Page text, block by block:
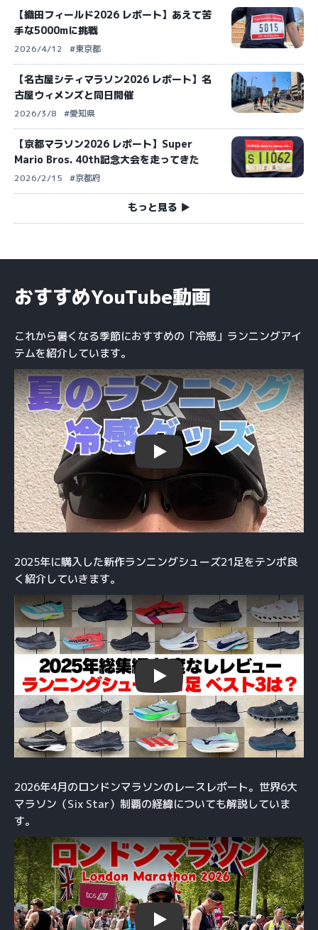
【織田フィールド2026 レポート】あえて苦
手な5000mに挑戦
2026/4/12 #東京都
【名古屋シティマラソン2026 レポート】名
古屋ウィメンズと同日開催
2026/3/8 #愛知県
【京都マラソン2026 レポート】Super
Mario Bros. 40th記念大会を走ってきた
2026/2/15 #京都府
もっと見る ▶︎
おすすめYouTube動画
これから暑くなる季節におすすめの「冷感」ランニングアイ
テムを紹介しています。
Play
2025年に購入した新作ランニングシューズ21足をテンポ良
く紹介していきます。
Play
2026年4月のロンドンマラソンのレースレポート。世界6大
マラソン（Six Star）制覇の経緯についても解説していま
す。
Play